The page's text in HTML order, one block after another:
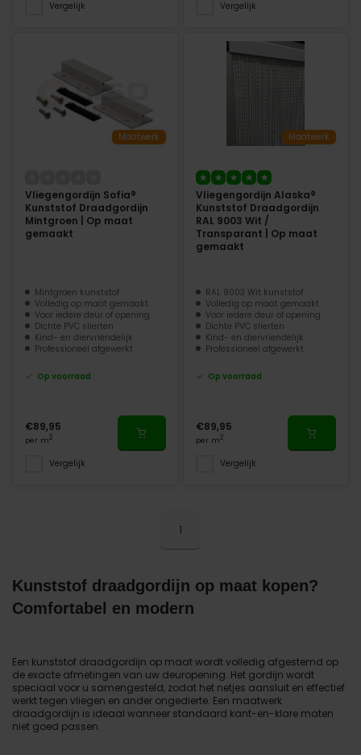
Vergelijk Vergelijk
Maatwerk
Vliegengordijn Sofia®
Kunststof Draadgordijn
Mintgroen | Op maat
gemaakt
Mintgroen kunststof
Volledig op maat gemaakt
Voor iedere deur of opening
Dichte PVC slierten
Kind- en diervriendelijk
Professioneel afgewerkt
Op voorraad
€89,95
per m2
Vergelijk
Maatwerk
Vliegengordijn Alaska®
Kunststof Draadgordijn
RAL 9003 Wit /
Transparant | Op maat
gemaakt
RAL 9003 Wit kunststof
Volledig op maat gemaakt
Voor iedere deur of opening
Dichte PVC slierten
Kind- en diervriendelijk
Professioneel afgewerkt
Op voorraad
€89,95
per m2
Vergelijk
1
Kunststof draadgordijn op maat kopen?
Comfortabel en modern
Een kunststof draadgordijn op maat wordt volledig afgestemd op
de exacte afmetingen van uw deuropening. Het gordijn wordt
speciaal voor u samengesteld, zodat het netjes aansluit en effectief
werkt tegen vliegen en ander ongedierte. Een maatwerk
draadgordijn is ideaal wanneer standaard kant-en-klare maten
niet goed passen.